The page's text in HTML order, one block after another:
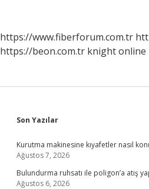
https://www.fiberforum.com.tr
https://beon.com.tr knight online
Sidebar
Son Yazılar
Kurutma makinesine kıyafetler nasıl
Ağustos 7, 2026
Bulundurma ruhsatı ile poligon’a atış
Ağustos 6, 2026